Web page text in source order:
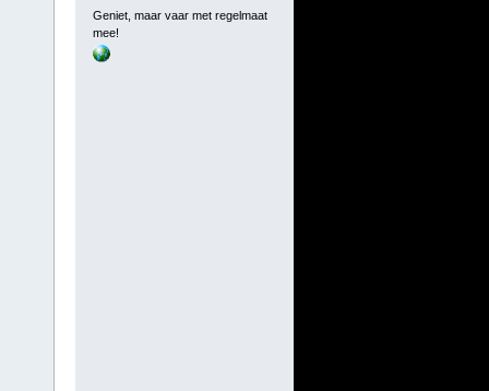
Geniet, maar vaar met regelmaat
mee!